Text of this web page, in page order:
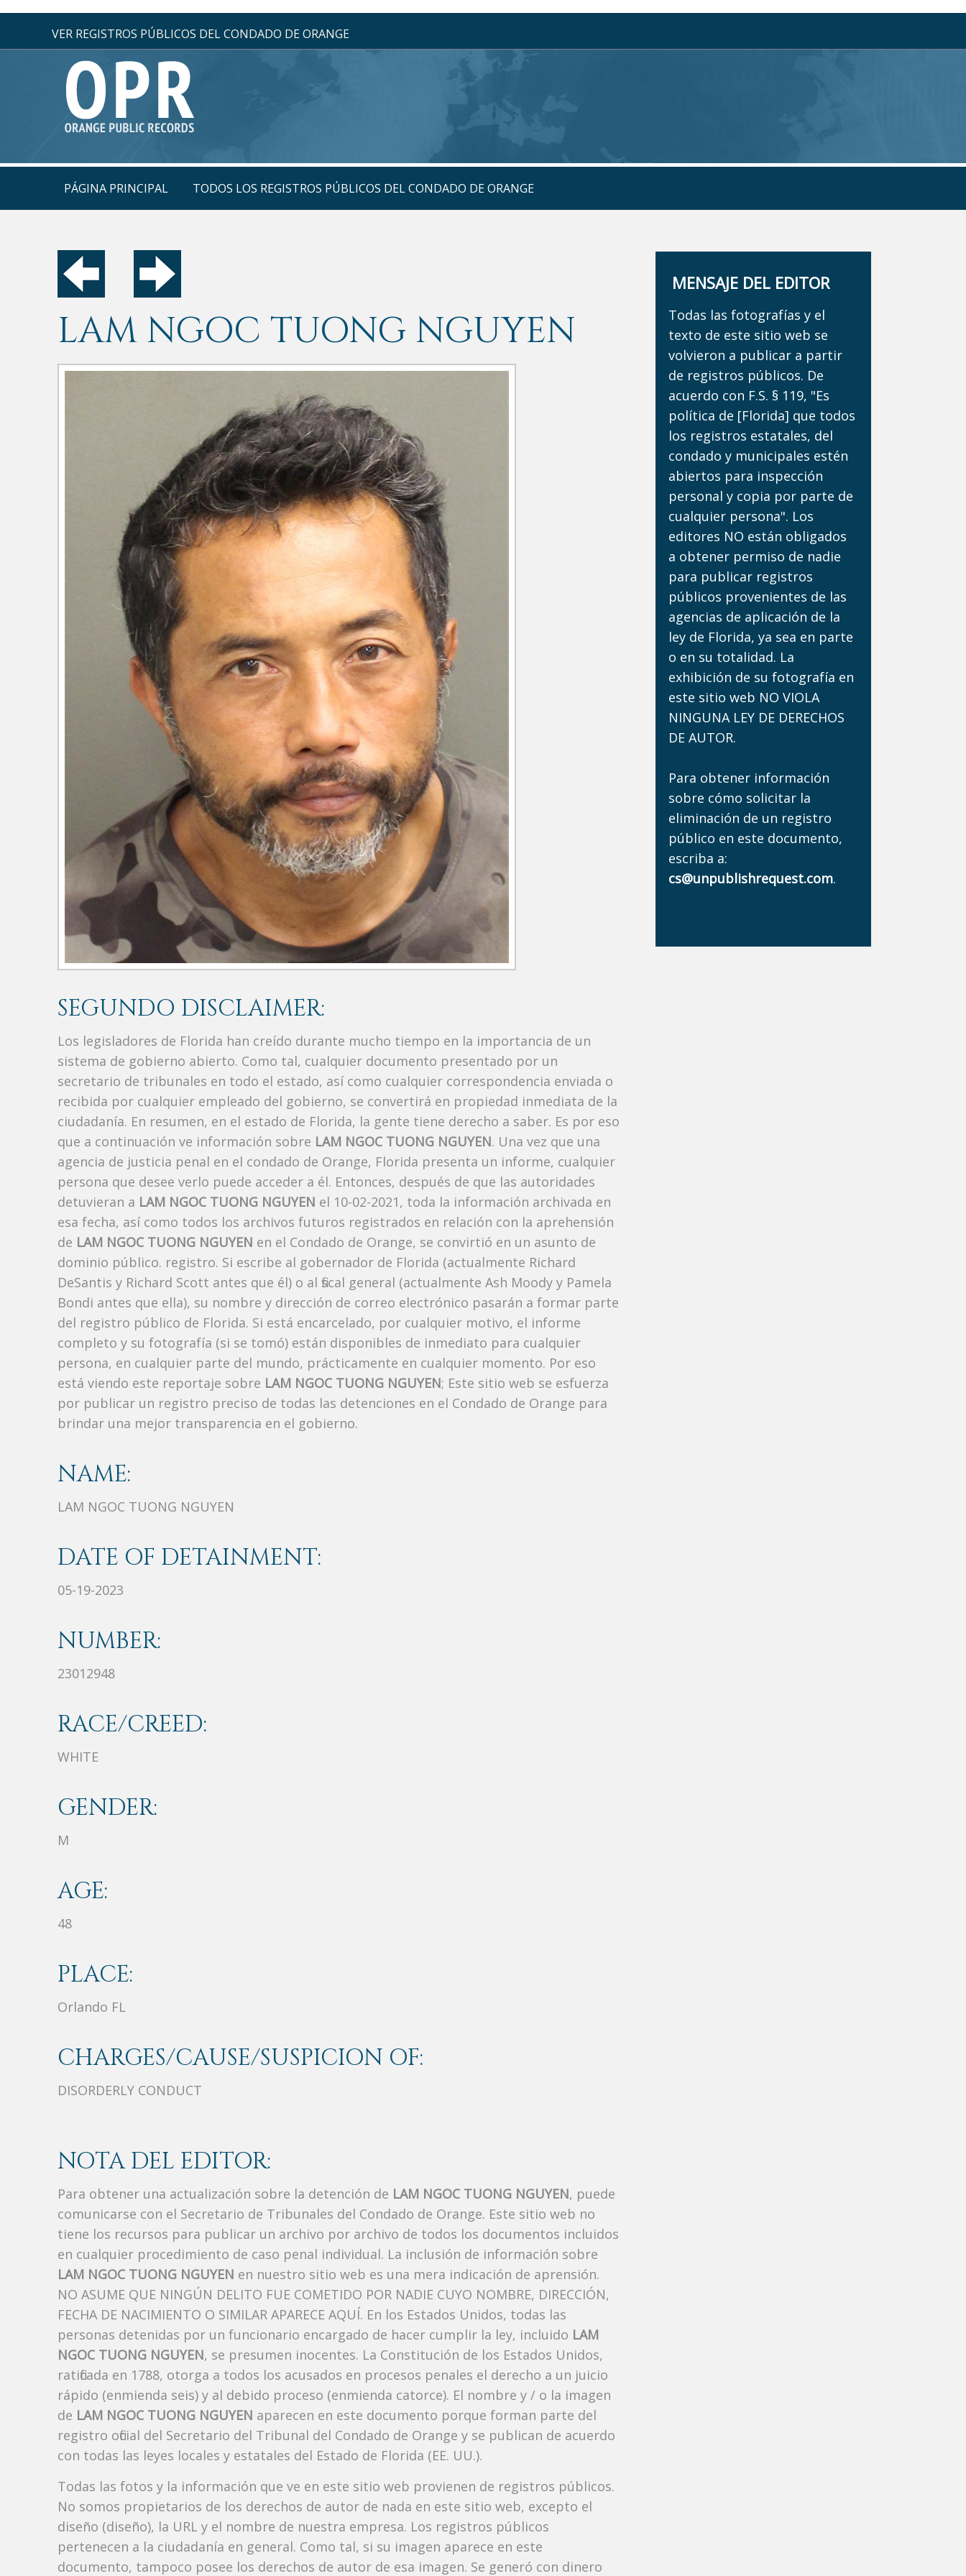
VER REGISTROS PÚBLICOS DEL CONDADO DE ORANGE
PÁGINA PRINCIPAL TODOS LOS REGISTROS PÚBLICOS DEL CONDADO DE ORANGE
LAM NGOC TUONG NGUYEN
SEGUNDO DISCLAIMER:
Los legisladores de Florida han creído durante mucho tiempo en la importancia de un
sistema de gobierno abierto. Como tal, cualquier documento presentado por un
secretario de tribunales en todo el estado, así como cualquier correspondencia enviada o
recibida por cualquier empleado del gobierno, se convertirá en propiedad inmediata de la
ciudadanía. En resumen, en el estado de Florida, la gente tiene derecho a saber. Es por eso
que a continuación ve información sobre LAM NGOC TUONG NGUYEN. Una vez que una
agencia de justicia penal en el condado de Orange, Florida presenta un informe, cualquier
persona que desee verlo puede acceder a él. Entonces, después de que las autoridades
detuvieran a LAM NGOC TUONG NGUYEN el 10-02-2021, toda la información archivada en
esa fecha, así como todos los archivos futuros registrados en relación con la aprehensión
de LAM NGOC TUONG NGUYEN en el Condado de Orange, se convirtió en un asunto de
dominio público. registro. Si escribe al gobernador de Florida (actualmente Richard
DeSantis y Richard Scott antes que él) o al fiscal general (actualmente Ash Moody y Pamela
Bondi antes que ella), su nombre y dirección de correo electrónico pasarán a formar parte
del registro público de Florida. Si está encarcelado, por cualquier motivo, el informe
completo y su fotografía (si se tomó) están disponibles de inmediato para cualquier
persona, en cualquier parte del mundo, prácticamente en cualquier momento. Por eso
está viendo este reportaje sobre LAM NGOC TUONG NGUYEN; Este sitio web se esfuerza
por publicar un registro preciso de todas las detenciones en el Condado de Orange para
brindar una mejor transparencia en el gobierno.
NAME:
LAM NGOC TUONG NGUYEN
DATE OF DETAINMENT:
05-19-2023
NUMBER:
23012948
RACE/CREED:
WHITE
GENDER:
M
AGE:
48
PLACE:
Orlando FL
CHARGES/CAUSE/SUSPICION OF:
DISORDERLY CONDUCT
NOTA DEL EDITOR:
Para obtener una actualización sobre la detención de LAM NGOC TUONG NGUYEN, puede
comunicarse con el Secretario de Tribunales del Condado de Orange. Este sitio web no
tiene los recursos para publicar un archivo por archivo de todos los documentos incluidos
en cualquier procedimiento de caso penal individual. La inclusión de información sobre
LAM NGOC TUONG NGUYEN en nuestro sitio web es una mera indicación de aprensión.
NO ASUME QUE NINGÚN DELITO FUE COMETIDO POR NADIE CUYO NOMBRE, DIRECCIÓN,
FECHA DE NACIMIENTO O SIMILAR APARECE AQUÍ. En los Estados Unidos, todas las
personas detenidas por un funcionario encargado de hacer cumplir la ley, incluido LAM
NGOC TUONG NGUYEN, se presumen inocentes. La Constitución de los Estados Unidos,
ratificada en 1788, otorga a todos los acusados ​​en procesos penales el derecho a un juicio
rápido (enmienda seis) y al debido proceso (enmienda catorce). El nombre y / o la imagen
de LAM NGOC TUONG NGUYEN aparecen en este documento porque forman parte del
registro oficial del Secretario del Tribunal del Condado de Orange y se publican de acuerdo
con todas las leyes locales y estatales del Estado de Florida (EE. UU.).
Todas las fotos y la información que ve en este sitio web provienen de registros públicos.
No somos propietarios de los derechos de autor de nada en este sitio web, excepto el
diseño (diseño), la URL y el nombre de nuestra empresa. Los registros públicos
pertenecen a la ciudadanía en general. Como tal, si su imagen aparece en este
documento, tampoco posee los derechos de autor de esa imagen. Se generó con dinero
MENSAJE DEL EDITOR
Todas las fotografías y el
texto de este sitio web se
volvieron a publicar a partir
de registros públicos. De
acuerdo con F.S. § 119, "Es
política de [Florida] que todos
los registros estatales, del
condado y municipales estén
abiertos para inspección
personal y copia por parte de
cualquier persona". Los
editores NO están obligados
a obtener permiso de nadie
para publicar registros
públicos provenientes de las
agencias de aplicación de la
ley de Florida, ya sea en parte
o en su totalidad. La
exhibición de su fotografía en
este sitio web NO VIOLA
NINGUNA LEY DE DERECHOS
DE AUTOR.
Para obtener información
sobre cómo solicitar la
eliminación de un registro
público en este documento,
escriba a:
cs@unpublishrequest.com.